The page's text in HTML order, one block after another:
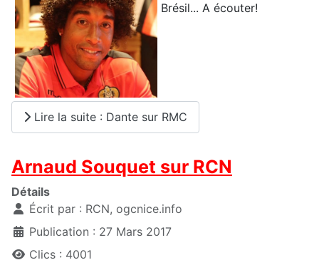
Brésil... A écouter!
Lire la suite : Dante sur RMC
Arnaud Souquet sur RCN
Détails
Écrit par : RCN, ogcnice.info
Publication : 27 Mars 2017
Clics : 4001